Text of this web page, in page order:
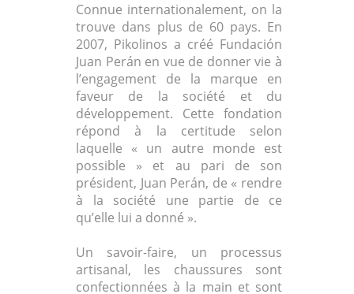
Connue internationalement, on la
trouve dans plus de 60 pays. En
2007, Pikolinos a créé Fundación
Juan Perán en vue de donner vie à
l’engagement de la marque en
faveur de la société et du
développement. Cette fondation
répond à la certitude selon
laquelle « un autre monde est
possible » et au pari de son
président, Juan Perán, de « rendre
à la société une partie de ce
qu’elle lui a donné ».
Un savoir-faire, un processus
artisanal, les chaussures sont
confectionnées à la main et sont